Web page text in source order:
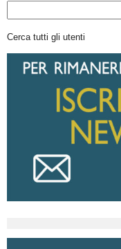
Cerca tutti gli utenti